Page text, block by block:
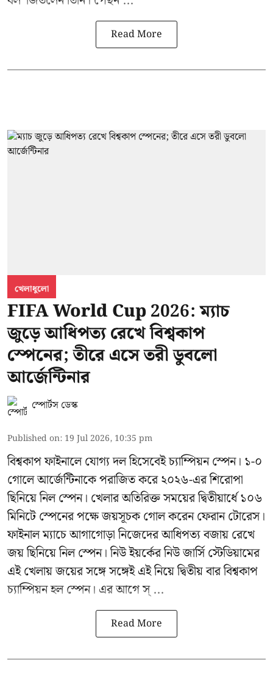
Read More
খেলাধুলো
FIFA World Cup 2026: ম্যাচ
জুড়ে আধিপত্য রেখে বিশ্বকাপ
স্পেনের; তীরে এসে তরী ডুবলো
আর্জেন্টিনার
স্পোর্টস ডেস্ক
Published on: 19 Jul 2026, 10:35 pm
বিশ্বকাপ ফাইনালে যোগ্য দল হিসেবেই চ্যাম্পিয়ন স্পেন। ১-০
গোলে আর্জেন্টিনাকে পরাজিত করে ২০২৬-এর শিরোপা
ছিনিয়ে নিল স্পেন। খেলার অতিরিক্ত সময়ের দ্বিতীয়ার্ধে ১০৬
মিনিটে স্পেনের পক্ষে জয়সূচক গোল করেন ফেরান টোরেস।
ফাইনাল ম্যাচে আগাগোড়া নিজেদের আধিপত্য বজায় রেখে
জয় ছিনিয়ে নিল স্পেন। নিউ ইয়র্কের নিউ জার্সি স্টেডিয়ামের
এই খেলায় জয়ের সঙ্গে সঙ্গেই এই নিয়ে দ্বিতীয় বার বিশ্বকাপ
চ্যাম্পিয়ন হল স্পেন। এর আগে স্ ...
Read More